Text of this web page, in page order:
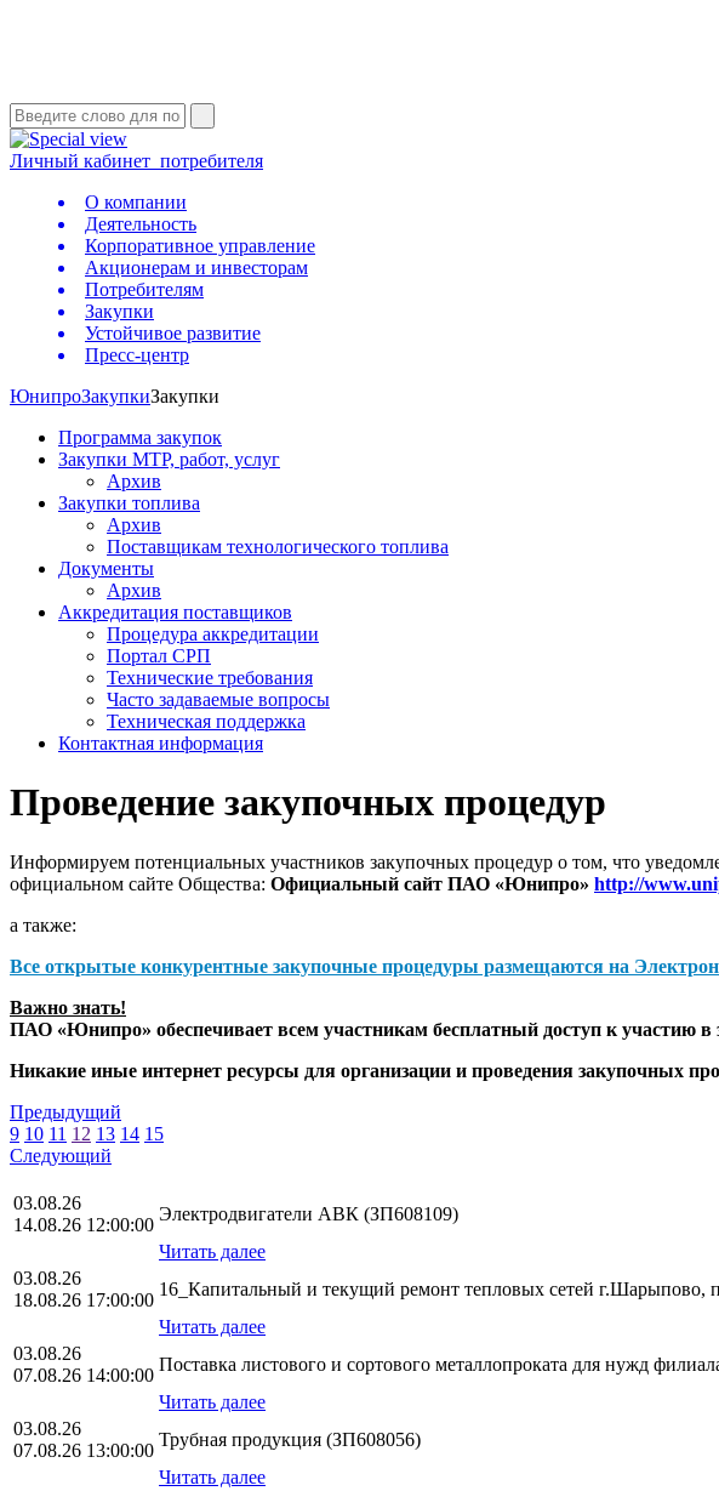
Личный кабинет потребителя
О компании
Деятельность
Корпоративное управление
Акционерам и инвесторам
Потребителям
Закупки
Устойчивое развитие
Пресс-центр
ЮнипроЗакупкиЗакупки
Программа закупок
Закупки МТР, работ, услуг
Архив
Закупки топлива
Архив
Поставщикам технологического топлива
Документы
Архив
Аккредитация поставщиков
Процедура аккредитации
Портал СРП
Технические требования
Часто задаваемые вопросы
Техническая поддержка
Контактная информация
Проведение закупочных процедур
Информируем потенциальных участников закупочных процедур о том, что
официальном сайте Общества: Официальный сайт ПАО «Юнипро» http://
а также:
Все открытые конкурентные закупочные процедуры размещаются на
Важно знать!
ПАО «Юнипро» обеспечивает всем участникам бесплатный доступ к участию
Никакие иные интернет ресурсы для организации и проведения закупочных
Предыдущий
9 10 11 12 13 14 15
Следующий
03.08.26
14.08.26 12:00:00
Электродвигатели АВК (ЗП608109)
Читать далее
03.08.26
18.08.26 17:00:00
16_Капитальный и текущий ремонт тепловых сетей
Читать далее
03.08.26
07.08.26 14:00:00
Поставка листового и сортового металлопроката для нужд
Читать далее
03.08.26
07.08.26 13:00:00
Трубная продукция (ЗП608056)
Читать далее